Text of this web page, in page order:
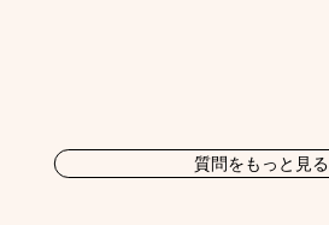
質問をもっと見る